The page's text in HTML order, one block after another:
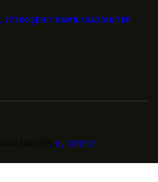
27500 ŞEHITKAMIL/GAZIANTEP
by DENSEY